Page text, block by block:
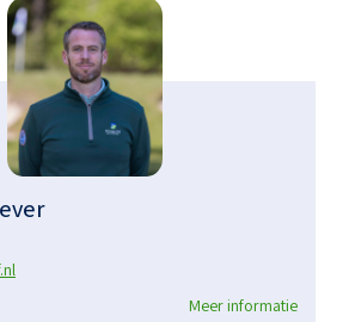
Meer informatie